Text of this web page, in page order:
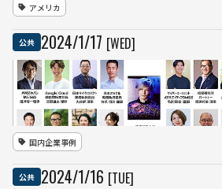
アメリカ
公共 2024/1/17 [WED]
国内企業事例
公共 2024/1/16 [TUE]